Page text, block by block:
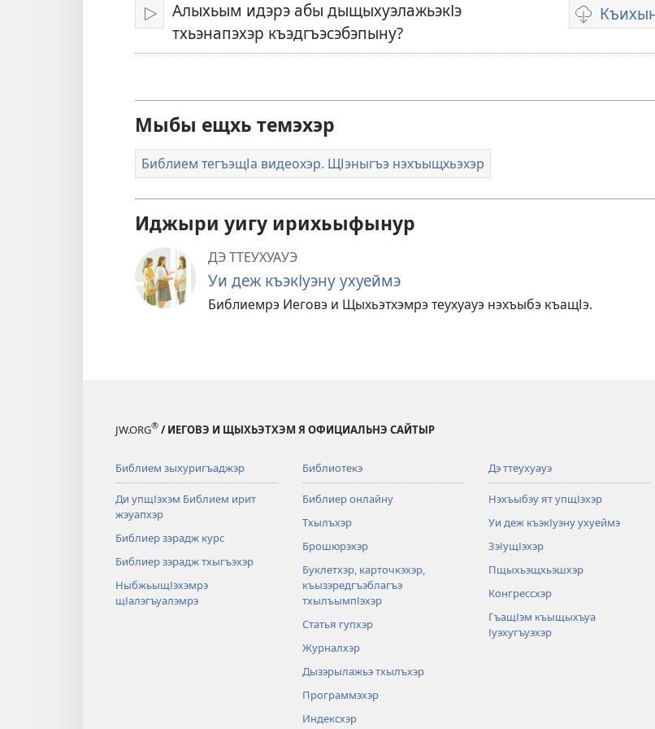
Къэгъэлъэгъуэн
Алыхьым идэрэ абы дыщыхуэлажьэкІэ
тхьэнапэхэр къэдгъэсэбэпыну?
Мыбы ещхь темэхэр
Библием тегъэщІа видеохэр. ЩІэныгъэ нэхъыщхьэхэр
Иджыри уигу ирихьыфынур
ДЭ ТТЕУХУАУЭ
Уи деж къэкІуэну ухуеймэ
Библиемрэ Иеговэ и Щыхьэтхэмрэ теухуауэ нэхъыбэ къащІэ.
JW.ORG® / ИЕГОВЭ И ЩЫХЬЭТХЭМ Я ОФИЦИАЛЬНЭ САЙТЫР
Библием зыхуригъаджэр
Ди упщІэхэм Библием ирит
жэуапхэр
Библиер зэрадж курс
Библиер зэрадж тхыгъэхэр
НыбжьыщІэхэмрэ
щІалэгъуалэмрэ
Библиотекэ
Библиер онлайну
Тхылъхэр
Брошюрэхэр
Буклетхэр, карточкэхэр,
къызэредгъэблагъэ
тхылъымпІэхэр
Статья гупхэр
Журналхэр
Дызэрылажьэ тхылъхэр
Программэхэр
Индексхэр
Дэ ттеухуауэ
Нэхъыбэу ят упщІэхэр
Уи деж къэкІуэну ухуеймэ
ЗэІущІэхэр
Пщыхьэщхьэшхэр
Конгрессхэр
ГъащІэм къыщыхъуа
Іуэхугъуэхэр